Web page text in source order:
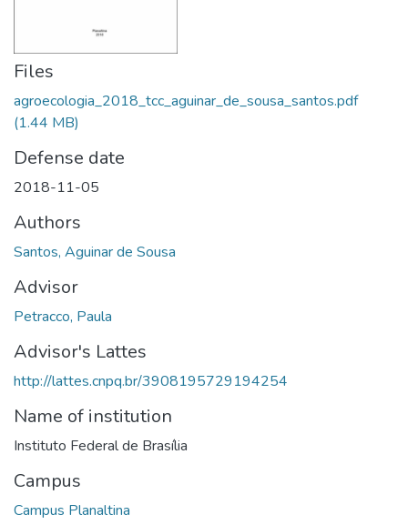
Files
agroecologia_2018_tcc_aguinar_de_sousa_santos.pdf
(1.44 MB)
Defense date
2018-11-05
Authors
Santos, Aguinar de Sousa
Advisor
Petracco, Paula
Advisor's Lattes
http://lattes.cnpq.br/3908195729194254
Name of institution
Instituto Federal de Brasília
Campus
Campus Planaltina